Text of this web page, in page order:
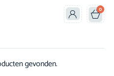
0
gevonden.